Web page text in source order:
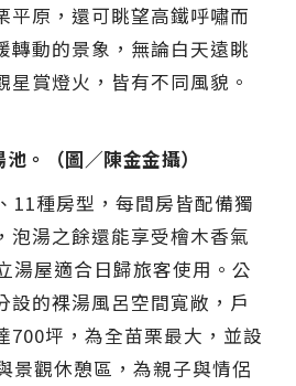
平原，還可眺望高鐵呼嘯而
轉動的景象，無論白天遠眺
星賞燈火，皆有不同風貌。
。（圖／陳金金攝）
11種房型，每間房皆配備獨
泡湯之餘還能享受檜木香氣
湯屋適合日歸旅客使用。公
設的裸湯風呂空間寬敞，戶
700坪，為全苗栗最大，並設
景觀休憩區，為親子與情侶